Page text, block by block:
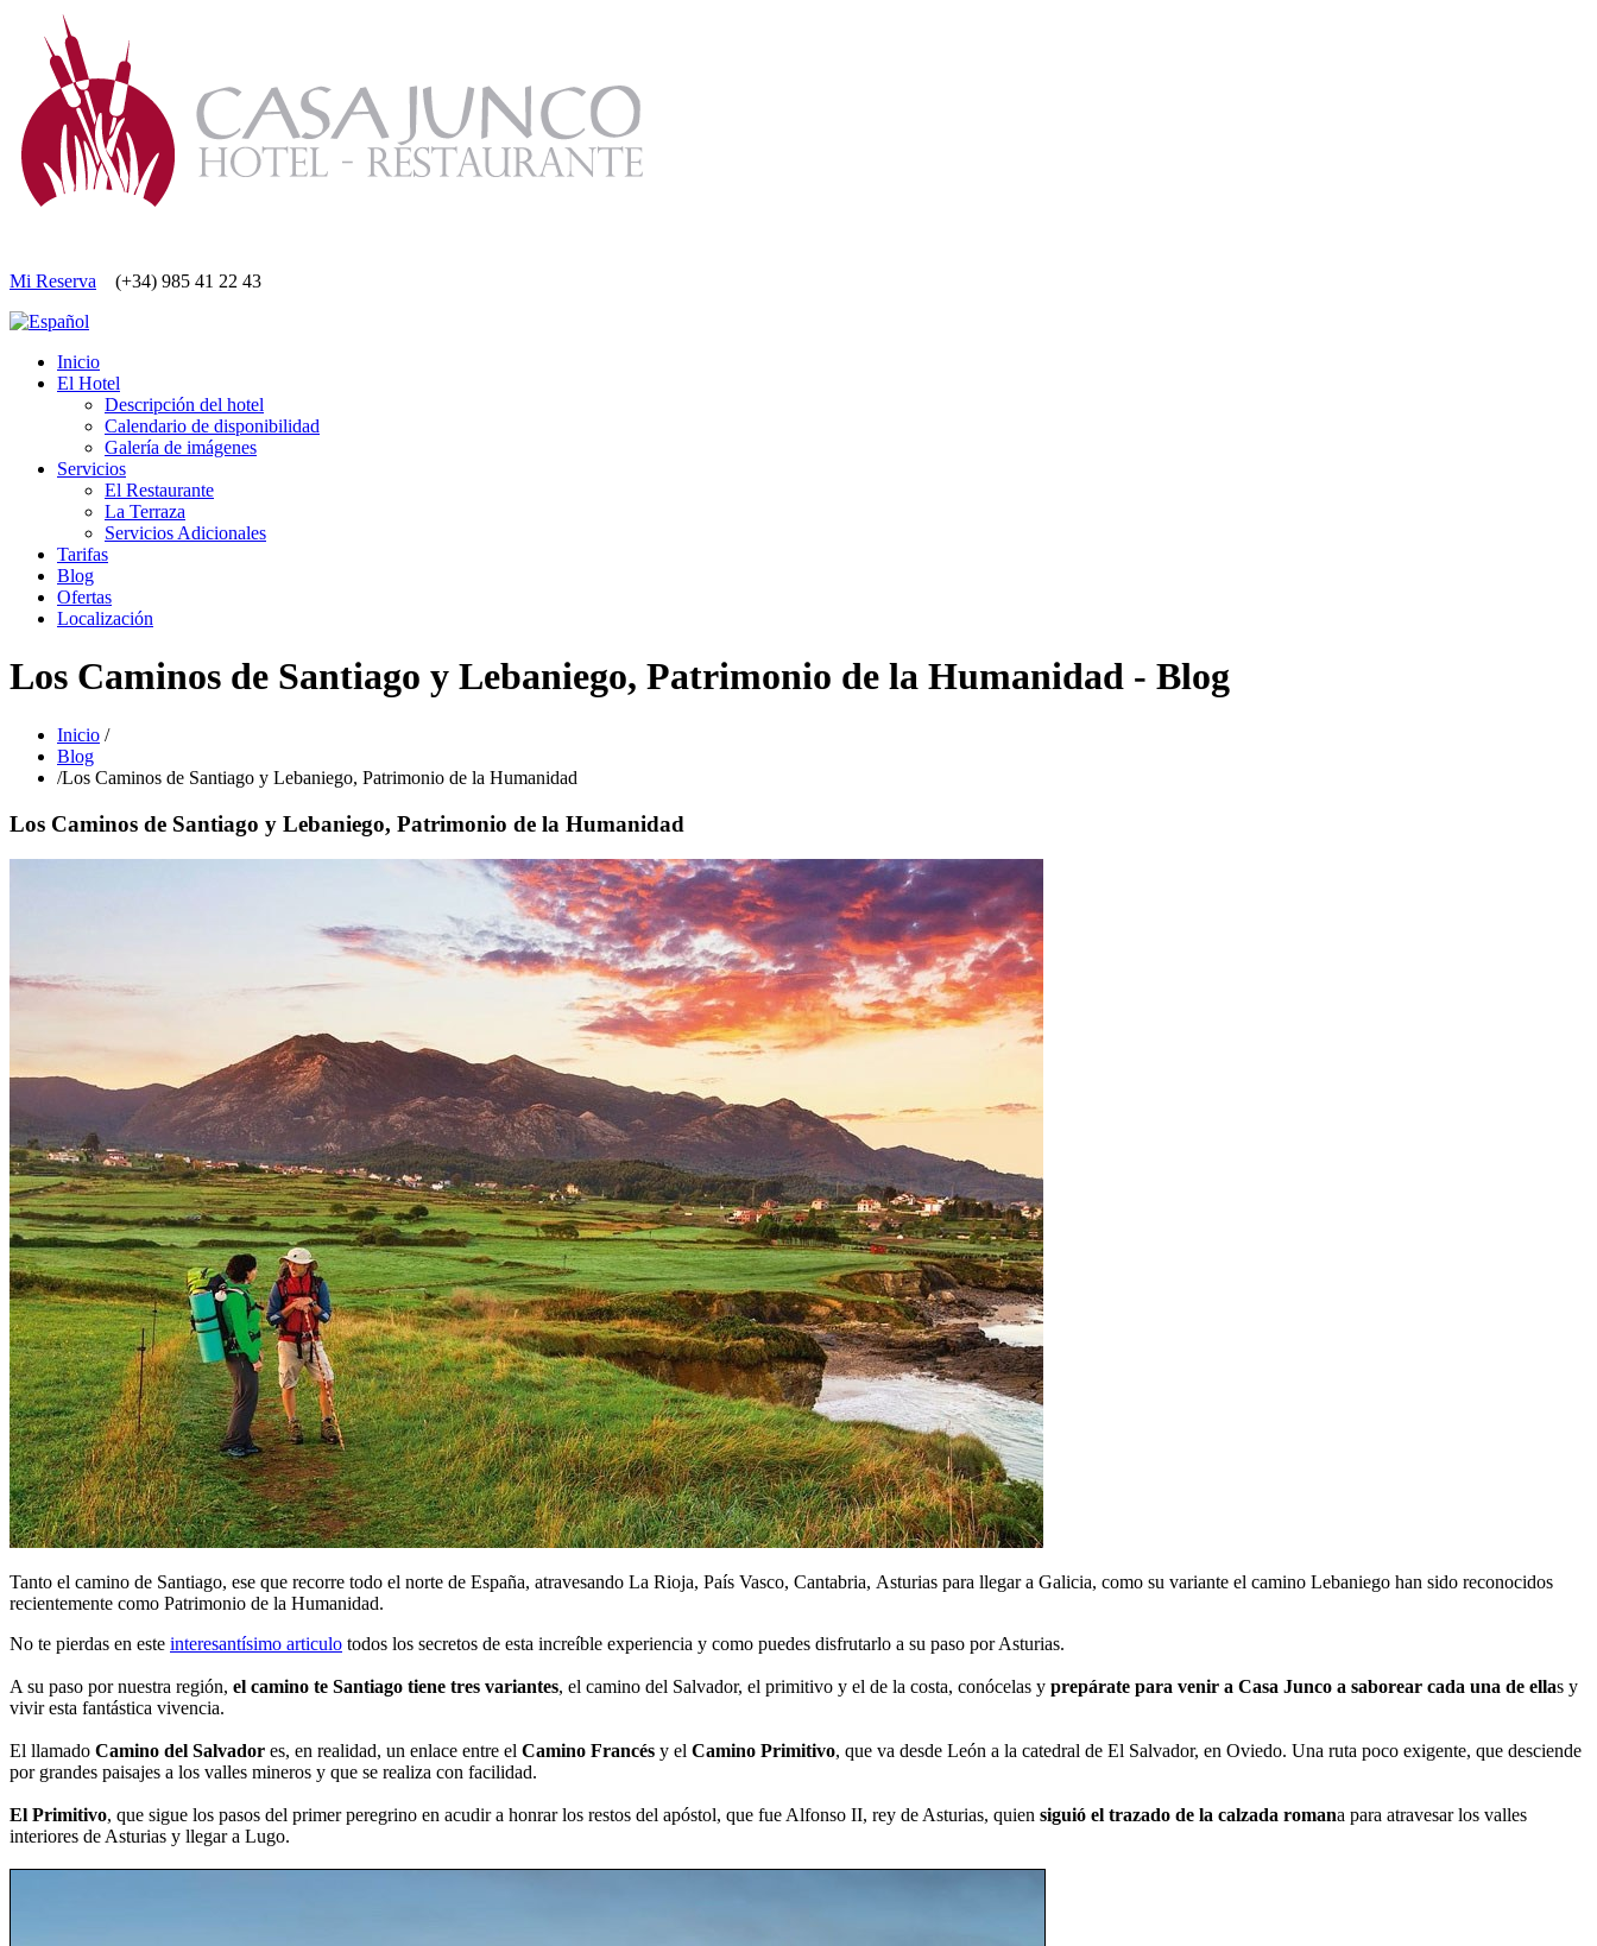
Mi Reserva (+34) 985 41 22 43
Inicio
El Hotel
Descripción del hotel
Calendario de disponibilidad
Galería de imágenes
Servicios
El Restaurante
La Terraza
Servicios Adicionales
Tarifas
Blog
Ofertas
Localización
Los Caminos de Santiago y Lebaniego, Patrimonio de la Humanidad - Blog
Inicio /
Blog
/Los Caminos de Santiago y Lebaniego, Patrimonio de la Humanidad
Los Caminos de Santiago y Lebaniego, Patrimonio de la Humanidad
Tanto el camino de Santiago, ese que recorre todo el norte de España, atravesando La Rioja, País Vasco, Cantabria, Asturias para llegar a Galicia, como su variante el camino Lebaniego han sido reconocidos
recientemente como Patrimonio de la Humanidad.
No te pierdas en este interesantísimo articulo todos los secretos de esta increíble experiencia y como puedes disfrutarlo a su paso por Asturias.
A su paso por nuestra región, el camino te Santiago tiene tres variantes, el camino del Salvador, el primitivo y el de la costa, conócelas y prepárate para venir a Casa Junco a saborear cada una de ellas y
vivir esta fantástica vivencia.
El llamado Camino del Salvador es, en realidad, un enlace entre el Camino Francés y el Camino Primitivo, que va desde León a la catedral de El Salvador, en Oviedo. Una ruta poco exigente, que desciende
por grandes paisajes a los valles mineros y que se realiza con facilidad.
El Primitivo, que sigue los pasos del primer peregrino en acudir a honrar los restos del apóstol, que fue Alfonso II, rey de Asturias, quien siguió el trazado de la calzada romana para atravesar los valles
interiores de Asturias y llegar a Lugo.